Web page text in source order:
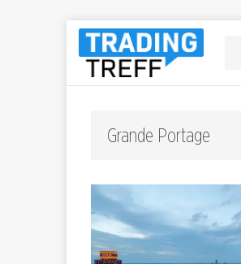
Grande Portage